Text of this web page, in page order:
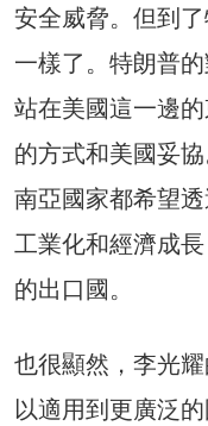
安全威脅。但到
一樣了。特朗普
站在美國這一邊
的方式和美國妥
南亞國家都希望
工業化和經濟成
的出口國。
也很顯然，李光
以適用到更廣泛